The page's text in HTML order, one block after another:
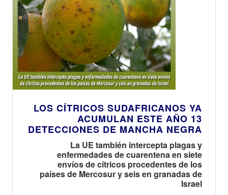
LOS CÍTRICOS SUDAFRICANOS YA
ACUMULAN ESTE AÑO 13
DETECCIONES DE MANCHA NEGRA
La UE también intercepta plagas y
enfermedades de cuarentena en siete
envíos de cítricos procedentes de los
países de Mercosur y seis en granadas de
Israel